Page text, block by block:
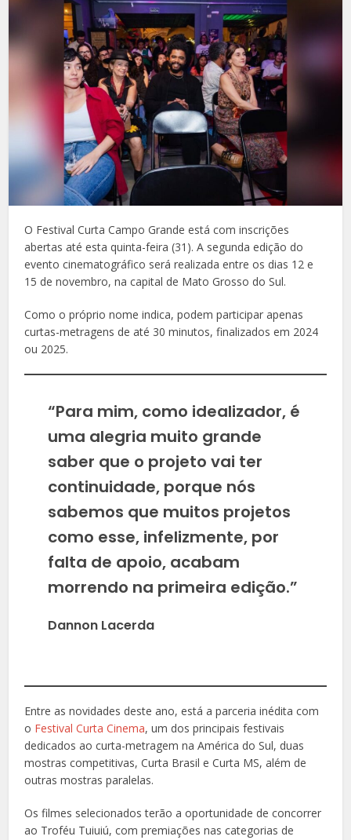
O Festival Curta Campo Grande está com inscrições
abertas até esta quinta-feira (31). A segunda edição do
evento cinematográfico será realizada entre os dias 12 e
15 de novembro, na capital de Mato Grosso do Sul.
Como o próprio nome indica, podem participar apenas
curtas-metragens de até 30 minutos, finalizados em 2024
ou 2025.
“Para mim, como idealizador, é
uma alegria muito grande
saber que o projeto vai ter
continuidade, porque nós
sabemos que muitos projetos
como esse, infelizmente, por
falta de apoio, acabam
morrendo na primeira edição.”
Dannon Lacerda
Entre as novidades deste ano, está a parceria inédita com
o Festival Curta Cinema, um dos principais festivais
dedicados ao curta-metragem na América do Sul, duas
mostras competitivas, Curta Brasil e Curta MS, além de
outras mostras paralelas.
Os filmes selecionados terão a oportunidade de concorrer
ao Troféu Tuiuiú, com premiações nas categorias de